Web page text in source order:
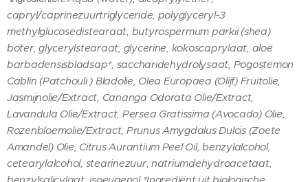
capryl/caprinezuurtriglyceride, polyglyceryl-3
methylglucosedistearaat, butyrospermum parkii (shea)
boter, glycerylstearaat, glycerine, kokoscaprylaat, aloë
barbadensisbladsap*, saccharidehydrolysaat, Pogostemon
Cablin (Patchouli ) Bladolie, Olea Europaea (Olijf) Fruitolie,
Jasmijnolie/Extract, Cananga Odorata Olie/Extract,
Lavandula Olie/Extract, Persea Gratissima (Avocado) Olie,
Rozenbloemolie/Extract, Prunus Amygdalus Dulcis (Zoete
Amandel) Olie, Citrus Aurantium Peel Oil, benzylalcohol,
cetearylalcohol, stearinezuur, natriumdehydroacetaat,